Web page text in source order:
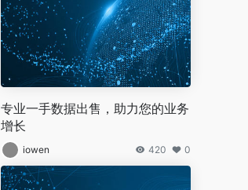
专业一手数据出售，助力您的业务
增长
iowen 420 0